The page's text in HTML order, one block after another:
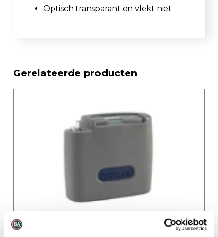
Optisch transparant en vlekt niet
Gerelateerde producten
Casella Apex2